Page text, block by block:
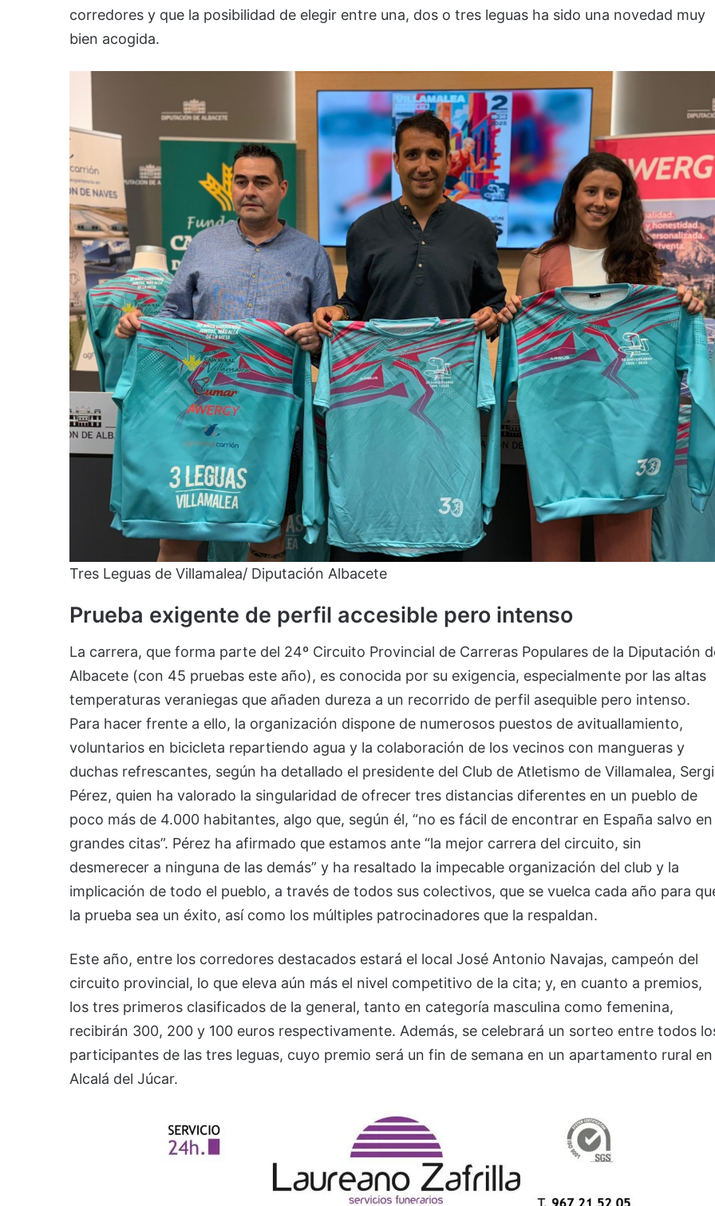
corredores y que la posibilidad de elegir entre una, dos o tres leguas ha sido una novedad muy
bien acogida.
Tres Leguas de Villamalea/ Diputación Albacete
Prueba exigente de perfil accesible pero intenso
La carrera, que forma parte del 24º Circuito Provincial de Carreras Populares de la Diputación
Albacete (con 45 pruebas este año), es conocida por su exigencia, especialmente por las altas
temperaturas veraniegas que añaden dureza a un recorrido de perfil asequible pero intenso.
Para hacer frente a ello, la organización dispone de numerosos puestos de avituallamiento,
voluntarios en bicicleta repartiendo agua y la colaboración de los vecinos con mangueras y
duchas refrescantes, según ha detallado el presidente del Club de Atletismo de Villamalea,
Pérez, quien ha valorado la singularidad de ofrecer tres distancias diferentes en un pueblo de
poco más de 4.000 habitantes, algo que, según él, “no es fácil de encontrar en España salvo en
grandes citas”. Pérez ha afirmado que estamos ante “la mejor carrera del circuito, sin
desmerecer a ninguna de las demás” y ha resaltado la impecable organización del club y la
implicación de todo el pueblo, a través de todos sus colectivos, que se vuelca cada año para
la prueba sea un éxito, así como los múltiples patrocinadores que la respaldan.
Este año, entre los corredores destacados estará el local José Antonio Navajas, campeón del
circuito provincial, lo que eleva aún más el nivel competitivo de la cita; y, en cuanto a premios,
los tres primeros clasificados de la general, tanto en categoría masculina como femenina,
recibirán 300, 200 y 100 euros respectivamente. Además, se celebrará un sorteo entre todos
participantes de las tres leguas, cuyo premio será un fin de semana en un apartamento rural en
Alcalá del Júcar.